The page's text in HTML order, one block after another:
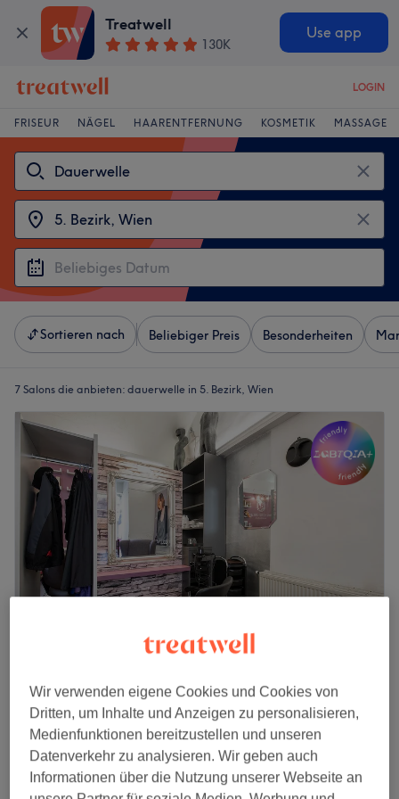
Treatwell
130K
Use app
LOGIN
FRISEUR NÄGEL HAARENTFERNUNG KOSMETIK MASSAGE
Sortieren nach Beliebiger Preis Besonderheiten
7 Salons die anbieten: dauerwelle in 5. Bezirk, Wien
4,8
1320 Bewertungen
5. Bezirk, Wien
Auf Karte anzeigen
Damen - (Unisex) Dauerwelle All Inkl.
1 Std. 25 Min. - 1 Std. 55 Min.
ab
Schnellansicht Saloninfos
Wir verwenden eigene Cookies und Cookies von
Dritten, um Inhalte und Anzeigen zu personalisieren,
Medienfunktionen bereitzustellen und unseren
Datenverkehr zu analysieren. Wir geben auch
Informationen über die Nutzung unserer Webseite an